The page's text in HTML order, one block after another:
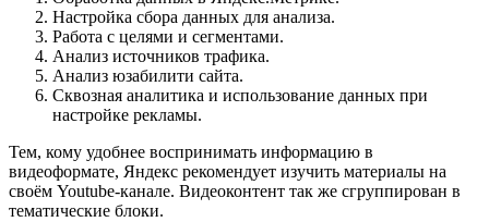
Настройка сбора данных для анализа.
Работа с целями и сегментами.
Анализ источников трафика.
Анализ юзабилити сайта.
Сквозная аналитика и использование данных при
настройке рекламы.
Тем, кому удобнее воспринимать информацию в
видеоформате, Яндекс рекомендует изучить материалы на
своём Youtube-канале. Видеоконтент так же сгруппирован в
тематические блоки.